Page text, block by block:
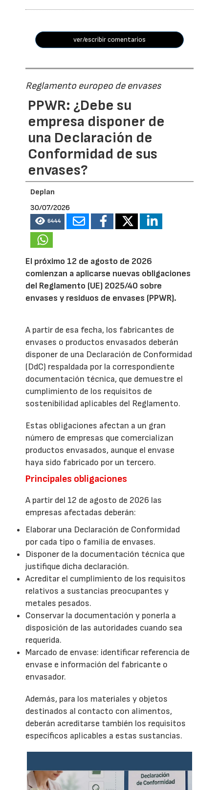
ver/escribir comentarios
Reglamento europeo de envases
PPWR: ¿Debe su
empresa disponer de
una Declaración de
Conformidad de sus
envases?
Deplan
30/07/2026
6444
El próximo 12 de agosto de 2026
comienzan a aplicarse nuevas obligaciones
del Reglamento (UE) 2025/40 sobre
envases y residuos de envases (PPWR).
A partir de esa fecha, los fabricantes de
envases o productos envasados deberán
disponer de una Declaración de Conformidad
(DdC) respaldada por la correspondiente
documentación técnica, que demuestre el
cumplimiento de los requisitos de
sostenibilidad aplicables del Reglamento.
Estas obligaciones afectan a un gran
número de empresas que comercializan
productos envasados, aunque el envase
haya sido fabricado por un tercero.
Principales obligaciones
A partir del 12 de agosto de 2026 las
empresas afectadas deberán:
Elaborar una Declaración de Conformidad
por cada tipo o familia de envases.
Disponer de la documentación técnica que
justifique dicha declaración.
Acreditar el cumplimiento de los requisitos
relativos a sustancias preocupantes y
metales pesados.
Conservar la documentación y ponerla a
disposición de las autoridades cuando sea
requerida.
Marcado de envase: identificar referencia de
envase e información del fabricante o
envasador.
Además, para los materiales y objetos
destinados al contacto con alimentos,
deberán acreditarse también los requisitos
específicos aplicables a estas sustancias.